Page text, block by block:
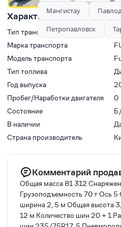
Характеристики
Тип транспорта
Марка транспорта
Модель транспорта
Тип топлива
Год выпуска
Пробег/Наработки двигателя
0
Состояние
В наличии
Страна производитель
Комментарий
Общая масса 81 312
Грузоподъемность 70 т Ось
ширина 2, 5 м Общая высота
12 м Количество шин 20 + 1
Мангистау
Петропавловск